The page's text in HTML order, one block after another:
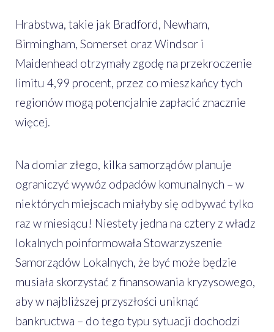
Hrabstwa, takie jak Bradford, Newham,
Birmingham, Somerset oraz Windsor i
Maidenhead otrzymały zgodę na przekroczenie
limitu 4,99 procent, przez co mieszkańcy tych
regionów mogą potencjalnie zapłacić znacznie
więcej.
Na domiar złego, kilka samorządów planuje
ograniczyć wywóz odpadów komunalnych – w
niektórych miejscach miałyby się odbywać tylko
raz w miesiącu! Niestety jedna na cztery z władz
lokalnych poinformowała Stowarzyszenie
Samorządów Lokalnych, że być może będzie
musiała skorzystać z finansowania kryzysowego,
aby w najbliższej przyszłości uniknąć
bankructwa – do tego typu sytuacji dochodzi